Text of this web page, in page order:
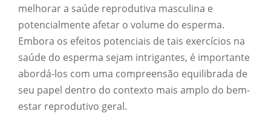
melhorar a saúde reprodutiva masculina e
potencialmente afetar o volume do esperma.
Embora os efeitos potenciais de tais exercícios na
saúde do esperma sejam intrigantes, é importante
abordá-los com uma compreensão equilibrada de
seu papel dentro do contexto mais amplo do bem-
estar reprodutivo geral.